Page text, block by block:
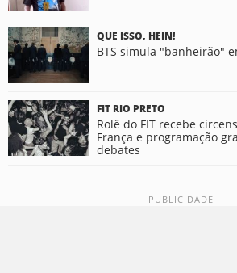
QUE ISSO, HEIN!
BTS simula "banheirão"
FIT RIO PRETO
Rolê do FIT recebe
França e programação
debates